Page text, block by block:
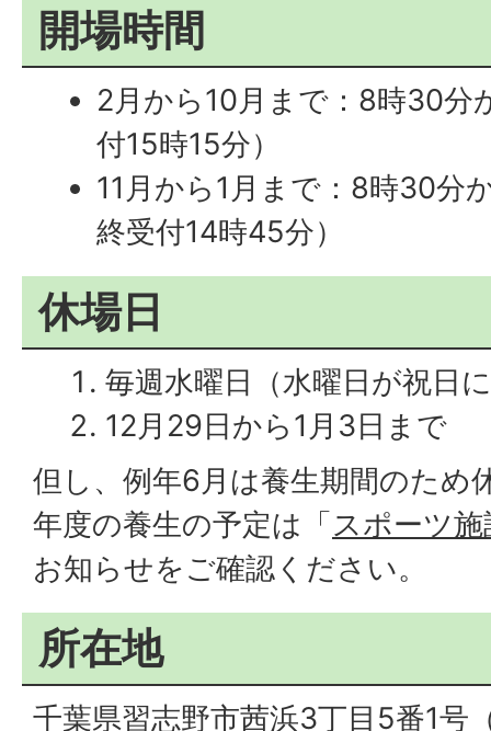
開場時間
2月から10月まで：8時30分
付15時15分）
11月から1月まで：8時30分
終受付14時45分）
休場日
毎週水曜日（水曜日が祝日
12月29日から1月3日まで
但し、例年6月は養生期間のため
年度の養生の予定は「スポーツ
お知らせをご確認ください。
所在地
千葉県習志野市茜浜3丁目5番1号